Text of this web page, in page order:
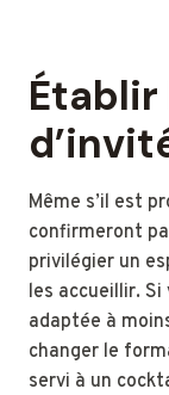
Établir
Même s’il est
confirmeront
privilégier un
les accueillir.
adaptée à
changer le
servi à un